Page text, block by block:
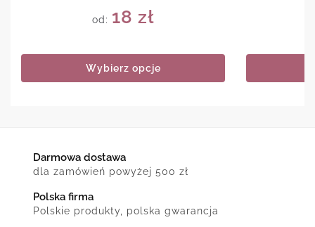
od: 18 zł
Wybierz opcje
Darmowa dostawa
dla zamówień powyżej 500 zł
Polska firma
Polskie produkty, polska gwarancja